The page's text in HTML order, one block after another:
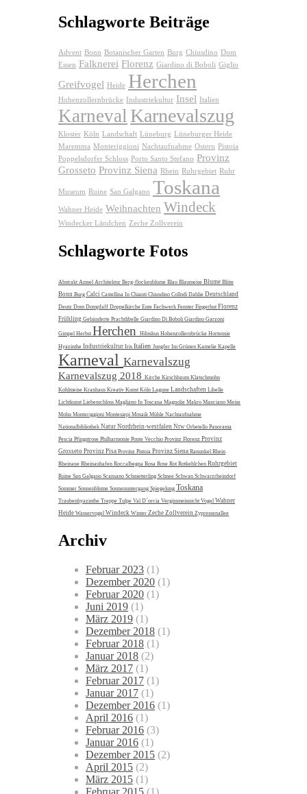
Schlagworte Beiträge
Advent Bonn Botanischer Garten Burg Chiusdino Dom
Essen Falknerei Florenz Giardino di Boboli Giglio
Greifvogel Heide Herchen
Hohenzollernbrücke Industriekultur Insel Italien
Karneval Karnevalszug
Kloster Köln Landschaft Lüneburg Lüneburger Heide
Maremma Monteriggioni Nachtaufnahme Ostern Pistoia
Poppelsdorfer Schloss Porto Santo Stefano Provinz
Grosseto Provinz Siena Rhein Ruhrgebiet Ruhr
Museum Ruine San Galgano Toskana
Wahner Heide Weihnachten Windeck
Windecker Ländchen Zeche Zollverein
Schlagworte Fotos
Abstrakt Amsel Architektur Berg-flockenblume Blau Blaumeise Blume Blüte
Bonn Burg Calci Castellina In Chianti Chiusdino Collodi Dahlie Deutschland
Deutz Dom Dompfaff Doppelkirche Ente Fachwerk Fenster Fingerhut Florenz
Frühling Gebänderte Prachtlibelle Giardino Di Boboli Giardino Garzoni
Gimpel Herbst Herchen Hibiskus Hohenzollernbrücke Hortensie
Hyazinthe Industriekultur Iris Italien Jungfer Im Grünen Kamelie Kapelle
Karneval Karnevalszug
Karnevalszug 2018 Kirche Kirschbaum Klatschmohn
Kohlmeise Kranhaus Kreativ Kunst Köln Lagune Landschaften Libelle
Lichtkunst Liebesschloss Magliano In Toscana Magnolie Makro Manciano Meise
Mohn Monteriggioni Montesiepi Mosaik Mühle Nachtaufnahme
Nationalbibliothek Natur Nordrhein-westfalen Nrw Orbetello Panorama
Pescia Pfingstrose Philharmonie Ponte Vecchio Provinz Florenz Provinz
Grosseto Provinz Pisa Provinz Pistoia Provinz Siena Ranunkel Rhein
Rheinaue Rheinauhafen Roccalbegna Rosa Rose Rot Rotkehlchen Ruhrgebiet
Ruine San Galgano Scansano Schmetterling Schnee Schwan Schwarzrheindorf
Sommer Sonnenblume Sonnenuntergang Spiegelung Toskana
Traubenhyazinthe Treppe Tulpe Val D´orcia Vergissmeinnicht Vogel Wahner
Heide Wasservogel Windeck Winter Zeche Zollverein Zypressenallee
Archiv
Februar 2023 (1)
Dezember 2020 (1)
Februar 2020 (1)
Juni 2019 (1)
März 2019 (1)
Dezember 2018 (1)
Februar 2018 (1)
Januar 2018 (2)
März 2017 (1)
Februar 2017 (1)
Januar 2017 (1)
Dezember 2016 (1)
April 2016 (1)
Februar 2016 (3)
Januar 2016 (1)
Dezember 2015 (2)
April 2015 (2)
März 2015 (1)
Februar 2015 (1)